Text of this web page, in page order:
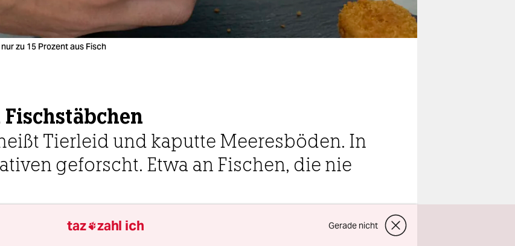
zu 15 Prozent aus Fisch
Tierleid und kaputte Meeresböden. In
geforscht. Etwa an Fischen, die nie
taz zahl ich Gerade nicht